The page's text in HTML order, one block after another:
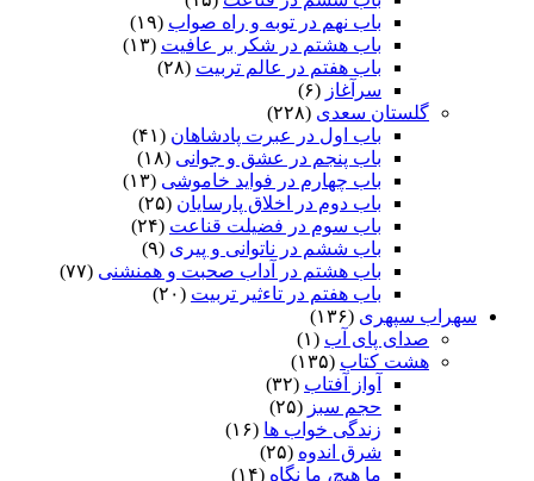
باب نهم در توبه و راه صواب (۱۹)
باب هشتم در شکر بر عافیت (۱۳)
باب هفتم در عالم تربیت (۲۸)
سرآغاز (۶)
گلستان سعدی (۲۲۸)
باب اول در عبرت پادشاهان (۴۱)
باب پنجم در عشق و جوانى (۱۸)
باب چهارم در فواید خاموشى (۱۳)
باب دوم در اخلاق پارسایان (۲۵)
باب سوم در فضیلت قناعت (۲۴)
باب ششم در ناتوانى و پیرى (۹)
باب هشتم در آداب صحبت و همنشنى (۷۷)
باب هفتم در تاءثیر تربیت (۲۰)
سهراب سپهری (۱۳۶)
صدای پای آب (۱)
هشت کتاب (۱۳۵)
آواز آفتاب (۳۲)
حجم سبز (۲۵)
زندگی خواب ها (۱۶)
شرق اندوه (۲۵)
ما هیچ، ما نگاه (۱۴)